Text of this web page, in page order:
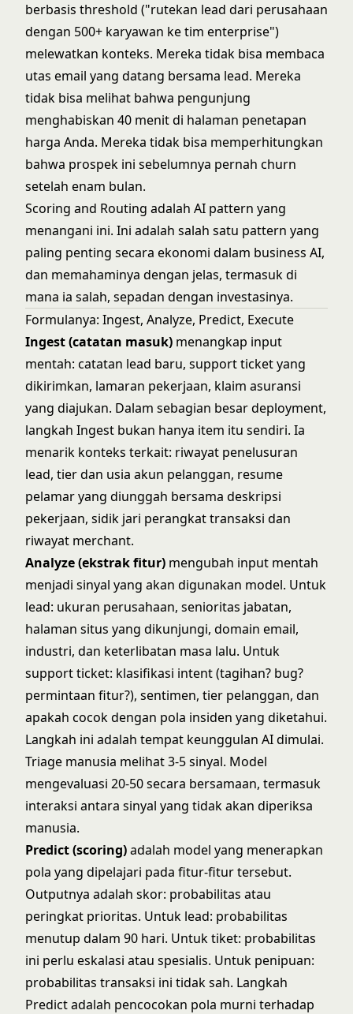
berbasis threshold ("rutekan lead dari perusahaan
dengan 500+ karyawan ke tim enterprise")
melewatkan konteks. Mereka tidak bisa membaca
utas email yang datang bersama lead. Mereka
tidak bisa melihat bahwa pengunjung
menghabiskan 40 menit di halaman penetapan
harga Anda. Mereka tidak bisa memperhitungkan
bahwa prospek ini sebelumnya pernah churn
setelah enam bulan.
Scoring and Routing adalah AI pattern yang
menangani ini. Ini adalah salah satu pattern yang
paling penting secara ekonomi dalam business AI,
dan memahaminya dengan jelas, termasuk di
mana ia salah, sepadan dengan investasinya.
Formulanya: Ingest, Analyze, Predict, Execute
Ingest (catatan masuk) menangkap input
mentah: catatan lead baru, support ticket yang
dikirimkan, lamaran pekerjaan, klaim asuransi
yang diajukan. Dalam sebagian besar deployment,
langkah Ingest bukan hanya item itu sendiri. Ia
menarik konteks terkait: riwayat penelusuran
lead, tier dan usia akun pelanggan, resume
pelamar yang diunggah bersama deskripsi
pekerjaan, sidik jari perangkat transaksi dan
riwayat merchant.
Analyze (ekstrak fitur) mengubah input mentah
menjadi sinyal yang akan digunakan model. Untuk
lead: ukuran perusahaan, senioritas jabatan,
halaman situs yang dikunjungi, domain email,
industri, dan keterlibatan masa lalu. Untuk
support ticket: klasifikasi intent (tagihan? bug?
permintaan fitur?), sentimen, tier pelanggan, dan
apakah cocok dengan pola insiden yang diketahui.
Langkah ini adalah tempat keunggulan AI dimulai.
Triage manusia melihat 3-5 sinyal. Model
mengevaluasi 20-50 secara bersamaan, termasuk
interaksi antara sinyal yang tidak akan diperiksa
manusia.
Predict (scoring)adalah model yang menerapkan
pola yang dipelajari pada fitur-fitur tersebut.
Outputnya adalah skor: probabilitas atau
peringkat prioritas. Untuk lead: probabilitas
menutup dalam 90 hari. Untuk tiket: probabilitas
ini perlu eskalasi atau spesialis. Untuk penipuan:
probabilitas transaksi ini tidak sah. Langkah
Predict adalah pencocokan pola murni terhadap